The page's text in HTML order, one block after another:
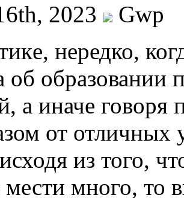
2023
Gwp
нередко,
об образовании
а иначе
от
из того,
мести много, то